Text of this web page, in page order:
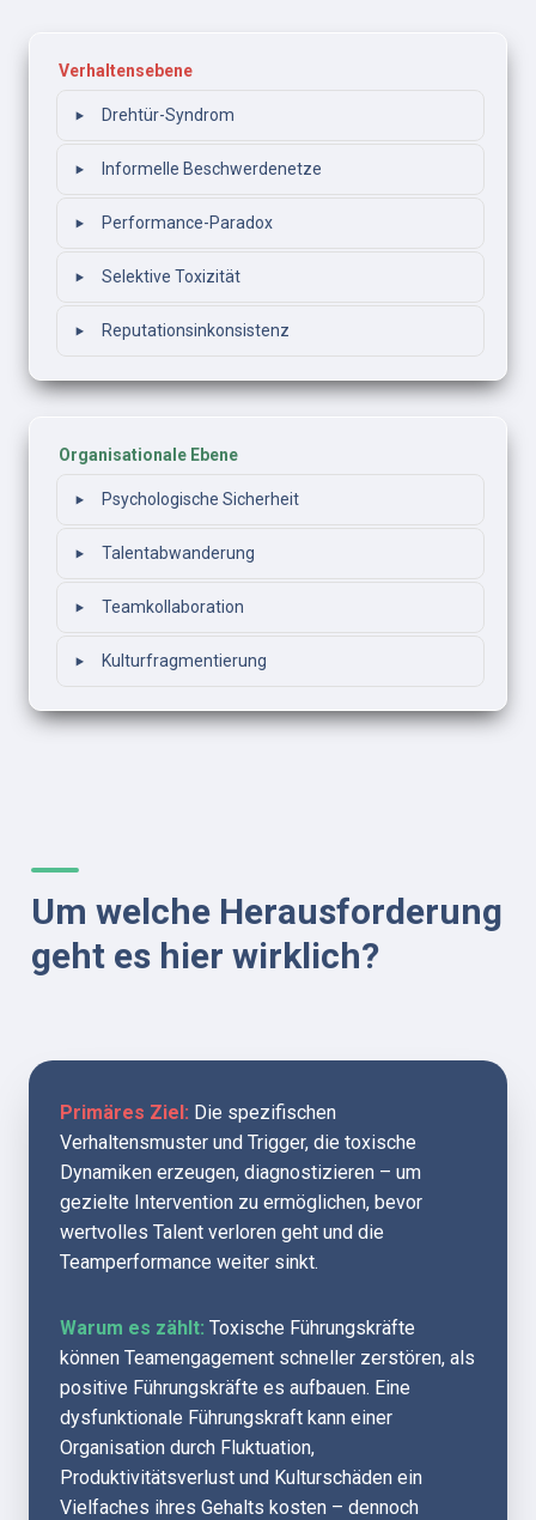
Verhaltensebene
‣ Drehtür-Syndrom
‣ Informelle Beschwerdenetze
‣ Performance-Paradox
‣ Selektive Toxizität
‣ Reputationsinkonsistenz
Organisationale Ebene
‣ Psychologische Sicherheit
‣ Talentabwanderung
‣ Teamkollaboration
‣ Kulturfragmentierung
Um welche Herausforderung
geht es hier wirklich?
Primäres Ziel: Die spezifischen
Verhaltensmuster und Trigger, die toxische
Dynamiken erzeugen, diagnostizieren – um
gezielte Intervention zu ermöglichen, bevor
wertvolles Talent verloren geht und die
Teamperformance weiter sinkt.
Warum es zählt: Toxische Führungskräfte
können Teamengagement schneller zerstören, als
positive Führungskräfte es aufbauen. Eine
dysfunktionale Führungskraft kann einer
Organisation durch Fluktuation,
Produktivitätsverlust und Kulturschäden ein
Vielfaches ihres Gehalts kosten – dennoch